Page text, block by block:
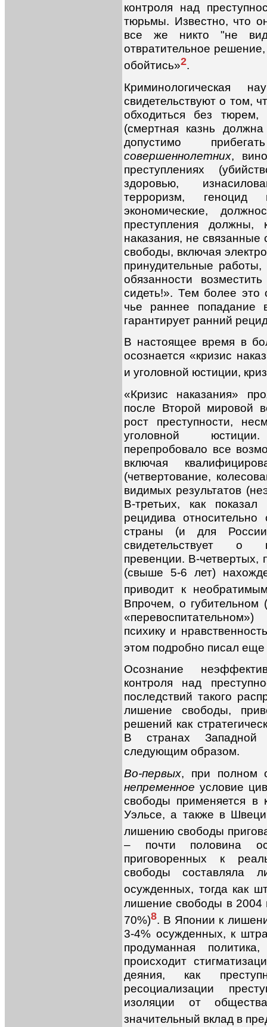
контроля над
тюрьмы. Известно, что
все же никто "не
отвратительное
обойтись»2.
Криминологическая
свидетельствуют о том,
обходиться без
(смертная казнь
допустимо
совершеннолетних,
преступлениях
здоровью,
терроризм,
экономические,
преступления должны,
наказания, не
свободы, включая
принудительные
обязанности
сидеть!». Тем более это
чье раннее попадание
гарантирует ранний
В настоящее время в
осознается «кризис
и уголовной юстиции,
«Кризис наказания»
после Второй мировой
рост преступности,
уголовной
перепробовало все
включая
(четвертование,
видимых результатов
В-третьих, как
рецидива
страны (и для
свидетельствует о
превенции. В-четвертых,
(свыше 5-6 лет)
приводит к
Впрочем, о губительном
психику и
этом подробно писал
Осознание
контроля над
последствий такого
лишение свободы,
решений как
В странах Западной
следующим образом.
Во-первых, при полном
непременное условие
свободы применяется в
Уэльсе, а также в
лишению свободы
– почти половина
приговоренных к
свободы составляла
осужденных, тогда как
лишение свободы в 2004
70%)8. В Японии к
3-4% осужденных, к
продуманная
происходит
деяния, как
ресоциализации
изоляции от
значительный вклад в